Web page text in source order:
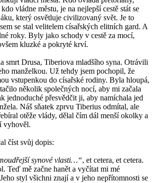
vládne městu, je na nejlepší cestě stát se
který osvětluje civilizovaný svět. Je to
se stal velitelem císařských elitních gard. A
roky. Byly jako schody v cestě za mocí,
kluzké a pokryté krví.
smrt Drusa, Tiberiova mladšího syna. Otrávili
manželkou. Už tehdy jsem pochopil, že
vstupenkou do císařské rodiny. Byla hloupá,
několik společných nocí, aby mi začala
jednoduché přesvědčit ji, aby namíchala jed
Náš sňatek zprvu Tiberius odmítal, ale
otěže vlády, dělal čím dál menší okolky a
vyhověl.
číst svůj dopis:
synové vlasti…“, et cetera, et cetera.
Teď mě začne hanět a vyčítat mi mé
styl všichni znají a v jeho nepřítomnosti se